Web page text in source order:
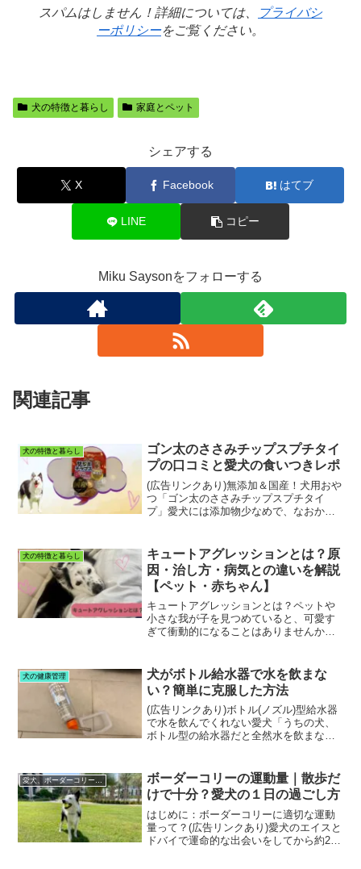
スパムはしません！詳細については、
プライバシ
ーポリシーをご覧ください。
犬の特徴と暮らし 家庭とペット
シェアする
X Facebook はてブ
LINE コピー
Miku Saysonをフォローする
関連記事
犬の特徴と暮らし
ゴン太のささみチップスプチタイ
プの口コミと愛犬の食いつきレポ
(広告リンクあり)無添加＆国産！犬用おや
つ「ゴン太のささみチップスプチタイ
プ」愛犬には添加物少なめで、なおかつ
おやつを発見！「ゴン太のささみチップ
ス」です。「ゴン太のさ...
犬の特徴と暮らし
キュートアグレッションとは？原
因・治し方・病気との違いを解説
【ペット・赤ちゃん】
キュートアグレッションとは？ペットや
小さな我が子を見つめていると、可愛す
ぎて衝動的になることはありませんか？
す。「キュートアグレッション（Cute
Aggression）...
犬の健康管理
犬がボトル給水器で水を飲まな
い？簡単に克服した方法
(広告リンクあり)ボトル(ノズル)型給水器
で水を飲んでくれない愛犬「うちの犬、
ボトル型の給水器だと全然水を飲まな
このままだとクレートで過ごしてもらい
際に心配なレベルでし...
愛犬、ボーダーコリーのエイスとの日々
ボーダーコリーの運動量｜散歩だ
けで十分？愛犬の１日の過ごし方
はじめに：ボーダーコリーに適切な運動
量って？(広告リンクあり)愛犬のエイスと
ドバイで運命的な出会いをしてから約2年